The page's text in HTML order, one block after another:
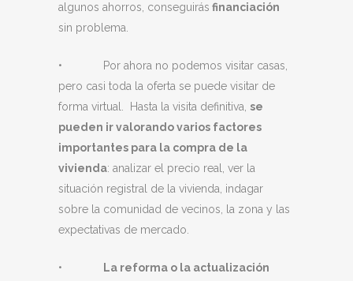
algunos ahorros, conseguirás financiación
sin problema.
• Por ahora no podemos visitar casas,
pero casi toda la oferta se puede visitar de
forma virtual. Hasta la visita definitiva, se
pueden ir valorando varios factores
importantes para la compra de la
vivienda: analizar el precio real, ver la
situación registral de la vivienda, indagar
sobre la comunidad de vecinos, la zona y las
expectativas de mercado.
•
La reforma o la actualización